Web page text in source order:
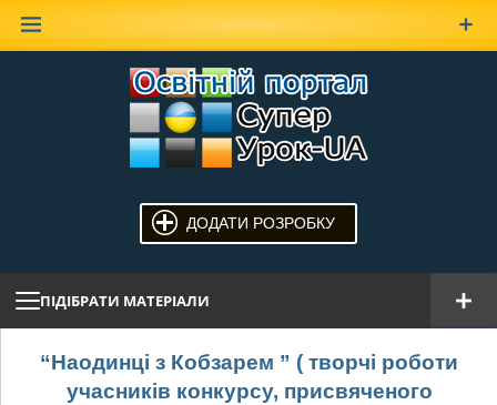
ДОДАТИ РОЗРОБКУ
ПІДІБРАТИ МАТЕРІАЛИ
“Наодинці з Кобзарем ” ( творчі роботи
учасників конкурсу, присвяченого